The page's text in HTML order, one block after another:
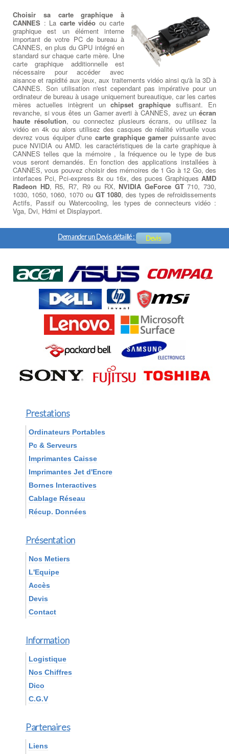
Choisir sa carte graphique à
CANNES : La carte vidéo ou carte
graphique est un élément interne
important de votre PC de bureau à
CANNES, en plus du GPU intégré en
standard sur chaque carte mère. Une
carte graphique additionnelle est
nécessaire pour accéder avec
aisance et rapidité aux jeux, aux traitements vidéo ainsi qu'à la 3D à
CANNES. Son utilisation n'est cependant pas impérative pour un
ordinateur de bureau à usage uniquement bureautique, car les cartes
mères actuelles intègrent unchipset graphique suffisant. En
revanche, si vous êtes un Gamer averti à CANNES, avez un écran
haute résolution, ou connectez plusieurs écrans, ou utilisez la
vidéo en 4k ou alors utilisez des casques de réalité virtuelle vous
devrez vous équiper d'une carte graphique gamer puissante avec
puce NVIDIA ou AMD. les caractéristiques de la carte graphique à
CANNES telles que la mémoire , la fréquence ou le type de bus
vous seront demandés. En fonction des applications installées à
CANNES, vous pouvez choisir des mémoires de 1 Go à 12 Go, des
interfaces Pci, Pci-express 8x ou 16x, des puces Graphiques AMD
Radeon HD, R5, R7, R9 ou RX, NVIDIA GeForce GT710, 730,
1030, 1050, 1060, 1070 ou GT 1080, des types de refroidissements
Actifs, Passif ou Watercooling, les types de connecteurs vidéo :
Vga, Dvi, Hdmi et Displayport.
Demander un Devis détaillé : Devis
Prestations
Ordinateurs Portables
Pc & Serveurs
Imprimantes Caisse
Imprimantes Jet d'Encre
Bornes Interactives
Cablage Réseau
Récup. Données
Présentation
Nos Metiers
L'Equipe
Accès
Devis
Contact
Information
Logistique
Nos Chiffres
Dico
C.G.V
Partenaires
Liens